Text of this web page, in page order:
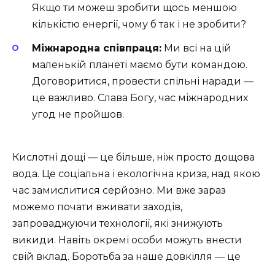
Якщо ти можеш зробити щось меншою
кількістю енергії, чому б так і не зробити?
Міжнародна співпраця: Ми всі на цій
маленькій планеті маємо бути командою.
Договоритися, провести спільні наради —
це важливо. Слава Богу, час міжнародних
угод не пройшов.
Кислотні дощі — це більше, ніж просто дощова
вода. Це соціальна і екологічна криза, над якою
час замислитися серйозно. Ми вже зараз
можемо почати вживати заходів,
запроваджуючи технології, які знижують
викиди. Навіть окремі особи можуть внести
свій вклад. Боротьба за наше довкілля — це